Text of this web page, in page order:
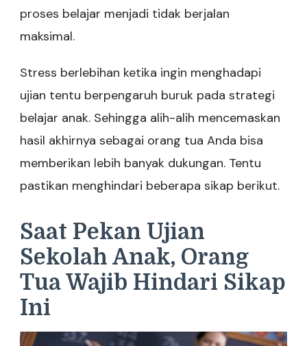
proses belajar menjadi tidak berjalan
maksimal.
Stress berlebihan ketika ingin menghadapi
ujian tentu berpengaruh buruk pada strategi
belajar anak. Sehingga alih-alih mencemaskan
hasil akhirnya sebagai orang tua Anda bisa
memberikan lebih banyak dukungan. Tentu
pastikan menghindari beberapa sikap berikut.
Saat Pekan Ujian
Sekolah Anak, Orang
Tua Wajib Hindari Sikap
Ini